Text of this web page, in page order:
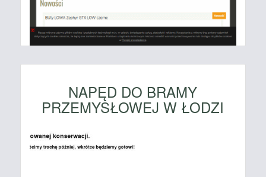
NAPĘD DO BRAMY
PRZEMYSŁOWEJ W ŁODZI